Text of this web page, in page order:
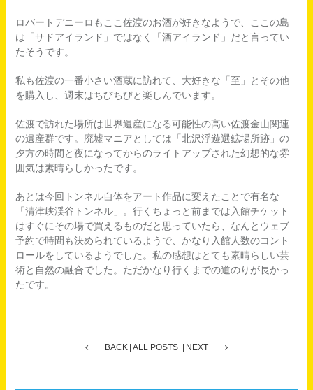
ロバートデニーロもここ佐渡のお酒が好きなようで、ここの島
は「サドアイランド」ではなく「酒アイランド」だと言ってい
たそうです。
私も佐渡の一番小さい酒蔵に訪れて、大好きな「至」とその他
を購入し、週末はちびちびと楽しんでいます。
佐渡で訪れた場所は世界遺産になる可能性の高い佐渡金山関連
の遺産群です。廃墟マニアとしては「北沢浮遊選鉱場所跡」の
夕方の時間と夜になってからのライトアップされた幻想的な雰
囲気は素晴らしかったです。
あとは今回トンネル自体をアート作品に変えたことで有名な
「清津峡渓谷トンネル」。行くちょっと前までは入館チケット
はすぐにその場で買えるものだと思っていたら、なんとウェブ
予約で時間も決められているようで、かなり入館人数のコント
ロールをしているようでした。私の感想はとても素晴らしい芸
術と自然の融合でした。ただかなり行くまでの道のりが長かっ
たです。
BACK ALL POSTS NEXT